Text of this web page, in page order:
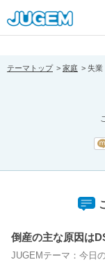
[pear_error:
prefix="" info=""]
テーマトップ 家庭 失業
倒産の主な原因は
JUGEMテーマ：今日